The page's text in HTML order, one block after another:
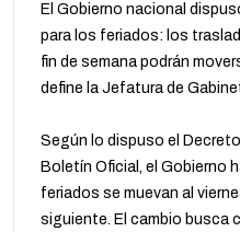
El Gobierno nacional
para los feriados: los
fin de semana podrán
define la Jefatura de
Según lo dispuso el
Boletín Oficial, el Gobierno
feriados se muevan al
siguiente. El cambio busca